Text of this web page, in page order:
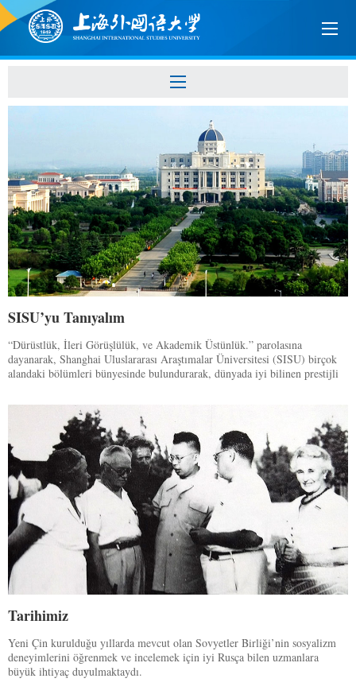
SISU’yu Tanıyalım
“Dürüstlük, İleri Görüşlülük, ve Akademik Üstünlük.” parolasına
dayanarak, Shanghai Uluslararası Araştımalar Üniversitesi (SISU) birçok
alandaki bölümleri bünyesinde bulundurarak, dünyada iyi bilinen prestijli
Tarihimiz
Yeni Çin kurulduğu yıllarda mevcut olan Sovyetler Birliği’nin sosyalizm
deneyimlerini öğrenmek ve incelemek için iyi Rusça bilen uzmanlara
büyük ihtiyaç duyulmaktaydı.